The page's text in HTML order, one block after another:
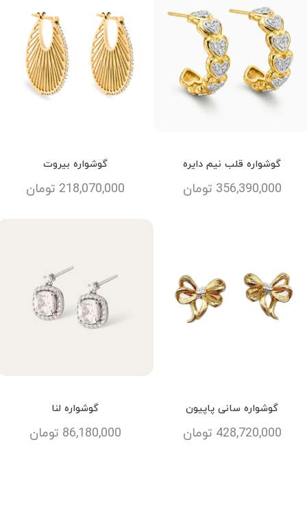
گوشواره قلب نیم دایره
356,390,000 تومان
گوشواره بیروت
218,070,000 تومان
گوشواره سانی پاپیون
428,720,000 تومان
گوشواره لنا
86,180,000 تومان